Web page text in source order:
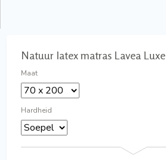
Natuur latex matras Lavea Luxe
Maat
Hardheid